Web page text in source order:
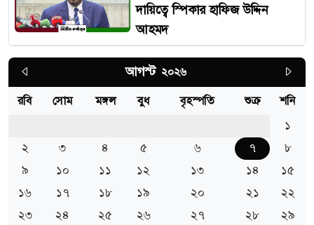
দায়িত্বে স্পিকার হাফিজ উদ্দিন
আহমদ
আগস্ট 2026
রবি সোম মঙ্গল বুধ বৃহস্পতি শুক্র শনি
1
2
3 4 5 6 7
8
9
10 11 12 13 14
15
16
17 18 19 20 21
22
23
24 25 26 27 28
29